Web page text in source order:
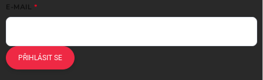
E-MAIL
PŘIHLÁSIT SE